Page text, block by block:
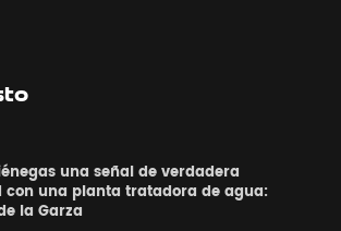
una señal de verdadera
con una planta tratadora de agua:
la Garza